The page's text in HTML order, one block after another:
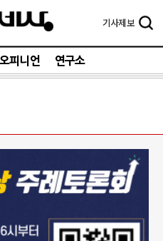
기사제보
오피니언 연구소